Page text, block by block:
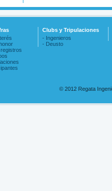
Clubs y Tripulaciones
- Ingenieros
- Deusto
© 2012 Regata